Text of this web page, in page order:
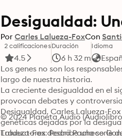
Desigualdad:
Por Carles Lalueza-FoxCon
2 calificaciones
4.5
Duración
6 h 32 m
Idioma
Los genes no son los
largo de nuestra historia.
La creciente desigualdad en el
provocan debates y
Desigualdad, Carles Lalueza-
genéticas dejadas por la
Lalueza-Fox describe una serie
© 2024 Planeta Audio
Traductores: Pedro Pacheco